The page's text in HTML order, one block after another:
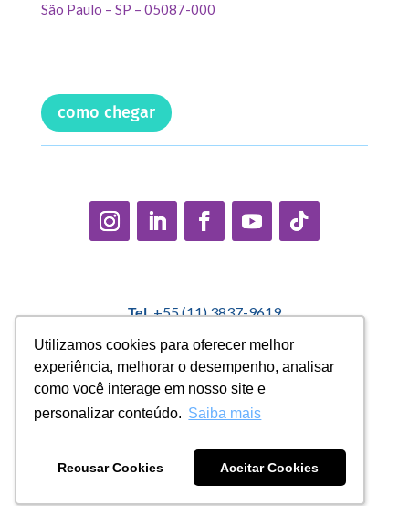
Utilizamos cookies para oferecer melhor
experiência, melhorar o desempenho, analisar
como você interage em nosso site e
personalizar conteúdo. Saiba mais
Recusar Cookies Aceitar Cookies
Utilizamos cookies para oferecer melhor
experiência, melhorar o desempenho, analisar
como você interage em nosso site e
personalizar conteúdo. Saiba mais
Recusar Cookies Aceitar Cookies
São Paulo – SP – 05087-000
como chegar
Tel.+55 (11) 3837-9619
Política Interna de Proteção de Dados |Encarregado de
Dados: Marcelo Correa |
denuncias@casadopequenocidadao.org.br